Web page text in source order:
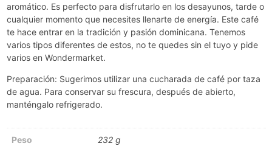
aromático. Es perfecto para disfrutarlo en los desayunos, tarde o
cualquier momento que necesites llenarte de energía. Este café
te hace entrar en la tradición y pasión dominicana. Tenemos
varios tipos diferentes de estos, no te quedes sin el tuyo y pide
varios en Wondermarket.
Preparación: Sugerimos utilizar una cucharada de café por taza
de agua. Para conservar su frescura, después de abierto,
manténgalo refrigerado.
Peso 232 g